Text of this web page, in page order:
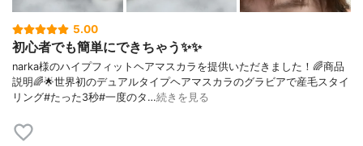
5.00
初心者でも簡単にできちゃう✨✨
narka様のハイプフィットヘアマスカラを提供いただきました！🌈商品
説明🌈🌟世界初のデュアルタイプヘアマスカラのグラビアで産毛スタイ
リング#たった3秒#一度のタ…続きを見る